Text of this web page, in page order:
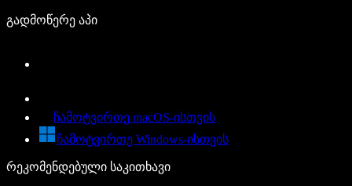
გადმოწერე აპი
ჩამოტვირთე macOS-ისთვის
ჩამოტვირთე Windows-ისთვის
რეკომენდებული საკითხავი